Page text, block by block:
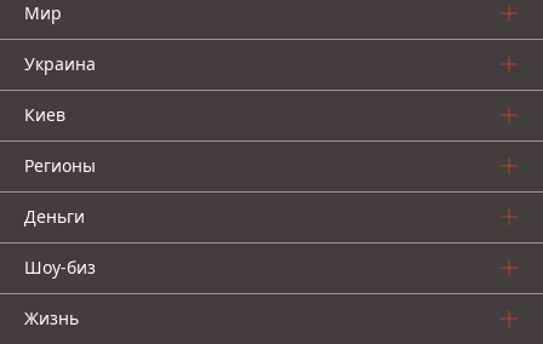
Мир
Украина
Киев
Регионы
Деньги
Шоу-биз
Жизнь